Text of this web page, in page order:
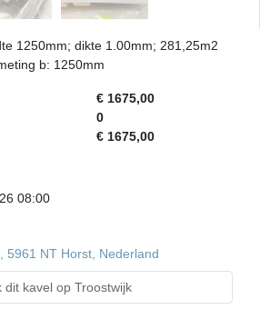
1250mm; dikte 1.00mm; 281,25m2
b: 1250mm
€ 1675,00
0
€ 1675,00
08:00
5961 NT Horst, Nederland
dit kavel op Troostwijk